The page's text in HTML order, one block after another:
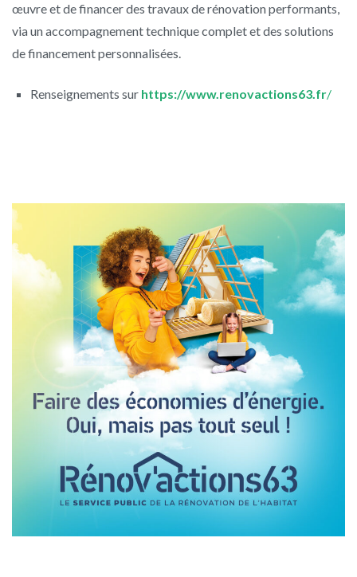
œuvre et de financer des travaux de rénovation performants,
via un accompagnement technique complet et des solutions
de financement personnalisées.
Renseignements sur https://www.renovactions63.fr/